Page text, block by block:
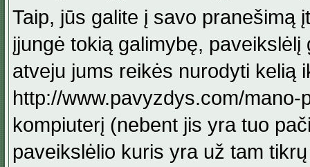
Taip, jūs galite į savo pranešimą
įjungė tokią galimybę,
atveju jums reikės nurodyti kelią
http://www.pavyzdys.com/
kompiuterį (nebent jis yra tuo
paveikslėlio kuris yra už tam